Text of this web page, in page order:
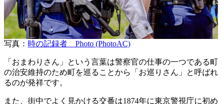
写真： 時の記録者 Photo (PhotoAC)
「おまわりさん」という言葉は警察官の仕事の一つである町
の治安維持のため町を巡ることから「お巡りさん」と呼ばれ
るのが発祥です。
また、街中でよく見かける交番は1874年に東京警視庁に初め